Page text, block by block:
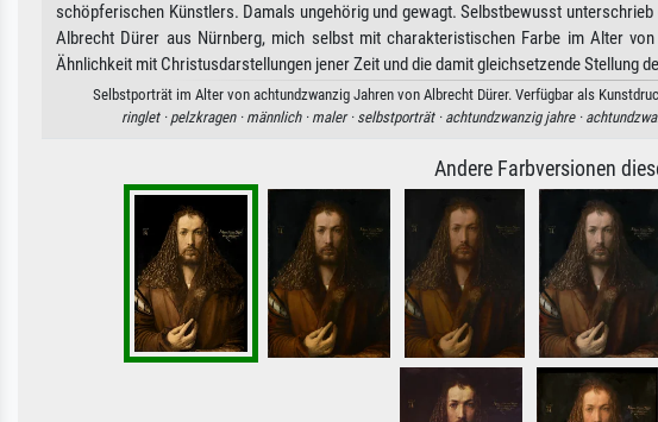
schöpferischen Künstlers. Damals ungehörig und gewagt. Selbstbewusst
Albrecht Dürer aus Nürnberg, mich selbst mit charakteristischen Farbe im Alter
Ähnlichkeit mit Christusdarstellungen jener Zeit und die damit gleichsetzende Stellung
Selbstporträt im Alter von achtundzwanzig Jahren von Albrecht Dürer. Verfügbar als
ringlet · pelzkragen · männlich · maler · selbstporträt · achtundzwanzig jahre ·
Andere Farbversionen